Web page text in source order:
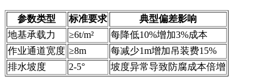
参数类型 标准要求
典型偏差影响
地基承载力
≥6t/m²
每降低10%增加3%成本
作业通道宽度 ≥8m
每减少1m增加吊装费15%
排水坡度
2-5° 坡度异常导致防腐成本倍增